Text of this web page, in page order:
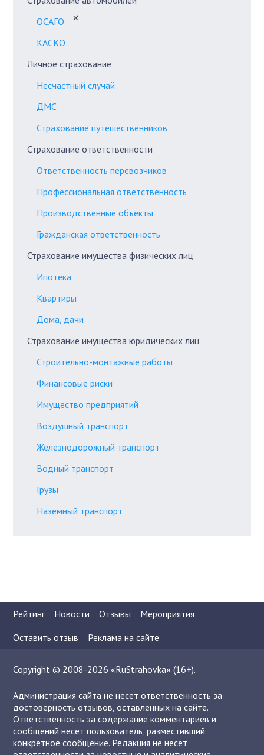
ОСАГО
✕
КАСКО
Личное страхование
Несчастный случай
ДМС
Страхование путешественников
Страхование ответственности
Ответственность перевозчиков
Профессиональная ответственность
Производственные объекты
Гражданская ответственность
Страхование имущества физических лиц
Ипотека
Квартиры
Дома, дачи
Страхование имущества юридических лиц
Строительно-монтажные работы
Финансовые риски
Имущество предприятий
Воздушный транспорт
Железнодорожный транспорт
Водный транспорт
Грузы
Наземный транспорт
Рейтинг Новости Отзывы
Мероприятия
Оставить отзыв
Реклама на сайте
Copyright © 2008-2026 «RuStrahovka» (16+).
Администрация сайта не несет ответственность за
достоверность отзывов, оставленных на сайте.
Ответственность за содержание комментариев и
сообщений несет пользователь, разместивший
конкретное сообщение. Редакция не несет